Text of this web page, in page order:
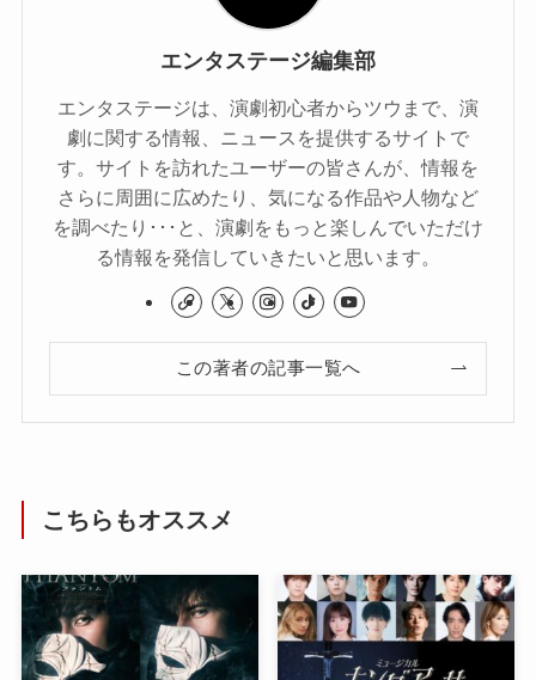
エンタステージ編集部
エンタステージは、演劇初心者からツウまで、演
劇に関する情報、ニュースを提供するサイトで
す。サイトを訪れたユーザーの皆さんが、情報を
さらに周囲に広めたり、気になる作品や人物など
を調べたり･･･と、演劇をもっと楽しんでいただけ
る情報を発信していきたいと思います。
この著者の記事一覧へ
こちらもオススメ